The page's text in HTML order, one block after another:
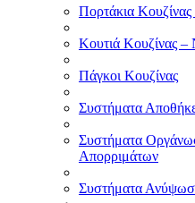
Πορτάκια
Κουτιά Κουζίνας –
Πάγκοι Κουζίνας
Συστήματα
Συστήματα
Απορριμάτων
Συστήματα